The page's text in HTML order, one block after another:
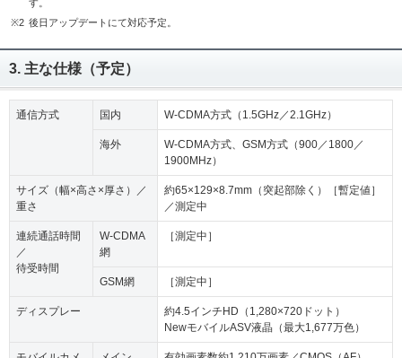
す。
※2 後日アップデートにて対応予定。
3. 主な仕様（予定）
通信方式 国内 W-CDMA方式（1.5GHz／2.1GHz）
海外
W-CDMA方式、GSM方式（900／1800／
1900MHz）
サイズ（幅×高さ×厚さ）／
重さ
約65×129×8.7mm（突起部除く）［暫定値］
／測定中
連続通話時間
／
待受時間
W-CDMA
網
［測定中］
GSM網 ［測定中］
ディスプレー
約4.5インチHD（1,280×720ドット）
NewモバイルASV液晶（最大1,677万色）